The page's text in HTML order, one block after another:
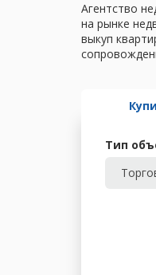
Агентство
на рынке
выкуп
Тип